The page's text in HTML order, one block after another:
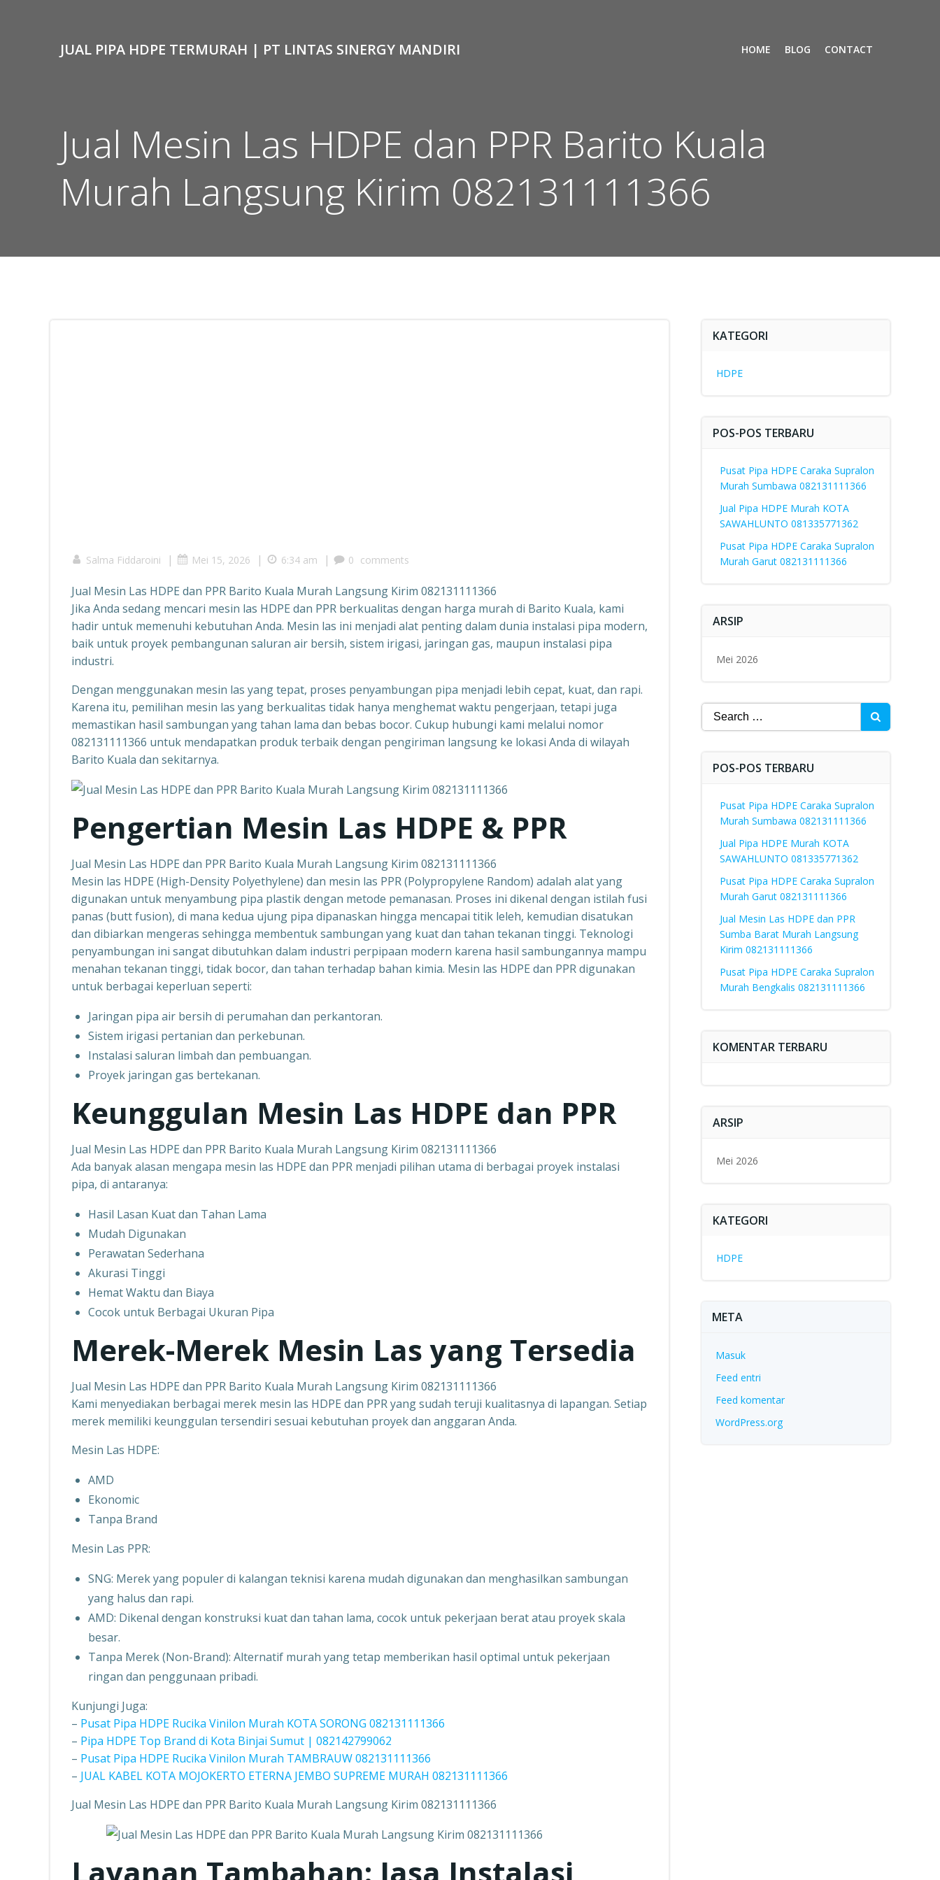
JUAL PIPA HDPE TERMURAH | PT LINTAS SINERGY MANDIRI HOME BLOG CONTACT
Jual Mesin Las HDPE dan PPR Barito Kuala
Murah Langsung Kirim 082131111366
Salma Fiddaroini | Mei 15, 2026 | 6:34 am | 0 comments
Jual Mesin Las HDPE dan PPR Barito Kuala Murah Langsung Kirim 082131111366
Jika Anda sedang mencari mesin las HDPE dan PPR berkualitas dengan harga murah di Barito Kuala, kami
hadir untuk memenuhi kebutuhan Anda. Mesin las ini menjadi alat penting dalam dunia instalasi pipa modern,
baik untuk proyek pembangunan saluran air bersih, sistem irigasi, jaringan gas, maupun instalasi pipa
industri.
Dengan menggunakan mesin las yang tepat, proses penyambungan pipa menjadi lebih cepat, kuat, dan rapi.
Karena itu, pemilihan mesin las yang berkualitas tidak hanya menghemat waktu pengerjaan, tetapi juga
memastikan hasil sambungan yang tahan lama dan bebas bocor. Cukup hubungi kami melalui nomor
082131111366 untuk mendapatkan produk terbaik dengan pengiriman langsung ke lokasi Anda di wilayah
Barito Kuala dan sekitarnya.
Pengertian Mesin Las HDPE & PPR
Jual Mesin Las HDPE dan PPR Barito Kuala Murah Langsung Kirim 082131111366
Mesin las HDPE (High-Density Polyethylene) dan mesin las PPR (Polypropylene Random) adalah alat yang
digunakan untuk menyambung pipa plastik dengan metode pemanasan. Proses ini dikenal dengan istilah fusi
panas (butt fusion), di mana kedua ujung pipa dipanaskan hingga mencapai titik leleh, kemudian disatukan
dan dibiarkan mengeras sehingga membentuk sambungan yang kuat dan tahan tekanan tinggi. Teknologi
penyambungan ini sangat dibutuhkan dalam industri perpipaan modern karena hasil sambungannya mampu
menahan tekanan tinggi, tidak bocor, dan tahan terhadap bahan kimia. Mesin las HDPE dan PPR digunakan
untuk berbagai keperluan seperti:
Jaringan pipa air bersih di perumahan dan perkantoran.
Sistem irigasi pertanian dan perkebunan.
Instalasi saluran limbah dan pembuangan.
Proyek jaringan gas bertekanan.
Keunggulan Mesin Las HDPE dan PPR
Jual Mesin Las HDPE dan PPR Barito Kuala Murah Langsung Kirim 082131111366
Ada banyak alasan mengapa mesin las HDPE dan PPR menjadi pilihan utama di berbagai proyek instalasi
pipa, di antaranya:
Hasil Lasan Kuat dan Tahan Lama
Mudah Digunakan
Perawatan Sederhana
Akurasi Tinggi
Hemat Waktu dan Biaya
Cocok untuk Berbagai Ukuran Pipa
Merek-Merek Mesin Las yang Tersedia
Jual Mesin Las HDPE dan PPR Barito Kuala Murah Langsung Kirim 082131111366
Kami menyediakan berbagai merek mesin las HDPE dan PPR yang sudah teruji kualitasnya di lapangan. Setiap
merek memiliki keunggulan tersendiri sesuai kebutuhan proyek dan anggaran Anda.
Mesin Las HDPE:
AMD
Ekonomic
Tanpa Brand
Mesin Las PPR:
SNG: Merek yang populer di kalangan teknisi karena mudah digunakan dan menghasilkan sambungan
yang halus dan rapi.
AMD: Dikenal dengan konstruksi kuat dan tahan lama, cocok untuk pekerjaan berat atau proyek skala
besar.
Tanpa Merek (Non-Brand): Alternatif murah yang tetap memberikan hasil optimal untuk pekerjaan
ringan dan penggunaan pribadi.
Kunjungi Juga:
– Pusat Pipa HDPE Rucika Vinilon Murah KOTA SORONG 082131111366
– Pipa HDPE Top Brand di Kota Binjai Sumut | 082142799062
– Pusat Pipa HDPE Rucika Vinilon Murah TAMBRAUW 082131111366
– JUAL KABEL KOTA MOJOKERTO ETERNA JEMBO SUPREME MURAH 082131111366
Jual Mesin Las HDPE dan PPR Barito Kuala Murah Langsung Kirim 082131111366
Layanan Tambahan: Jasa Instalasi
KATEGORI
HDPE
POS-POS TERBARU
Pusat Pipa HDPE Caraka Supralon
Murah Sumbawa 082131111366
Jual Pipa HDPE Murah KOTA
SAWAHLUNTO 081335771362
Pusat Pipa HDPE Caraka Supralon
Murah Garut 082131111366
ARSIP
Mei 2026
Search
for:
POS-POS TERBARU
Pusat Pipa HDPE Caraka Supralon
Murah Sumbawa 082131111366
Jual Pipa HDPE Murah KOTA
SAWAHLUNTO 081335771362
Pusat Pipa HDPE Caraka Supralon
Murah Garut 082131111366
Jual Mesin Las HDPE dan PPR
Sumba Barat Murah Langsung
Kirim 082131111366
Pusat Pipa HDPE Caraka Supralon
Murah Bengkalis 082131111366
KOMENTAR TERBARU
ARSIP
Mei 2026
KATEGORI
HDPE
META
Masuk
Feed entri
Feed komentar
WordPress.org